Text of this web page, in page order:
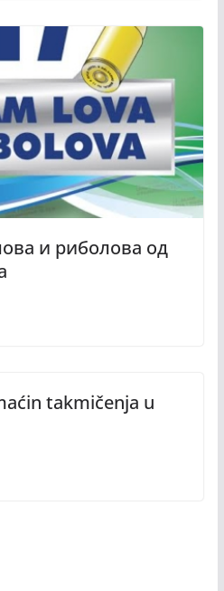
и риболова од
takmičenja u